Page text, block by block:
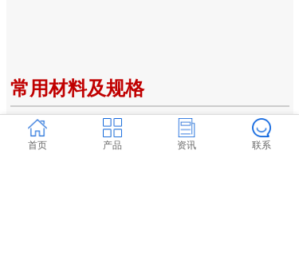
常用材料及规格
首页 产品 资讯 联系